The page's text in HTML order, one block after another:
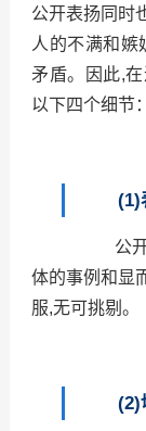
公开表扬同时
人的不满和嫉
矛盾。因此,
以下四个细节：
(1)
公开表
体的事例和显
服,无可挑剔。
(2)